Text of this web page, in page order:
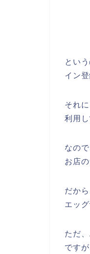
とい
イン
それ
利用
なの
お店
だか
エッ
ただ
です